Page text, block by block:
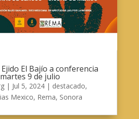
El Bajío a conferencia
9 de julio
| Jul 5, 2024| destacado,
Mexico, Rema, Sonora